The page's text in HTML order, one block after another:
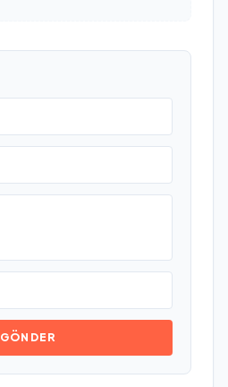
GÖNDER